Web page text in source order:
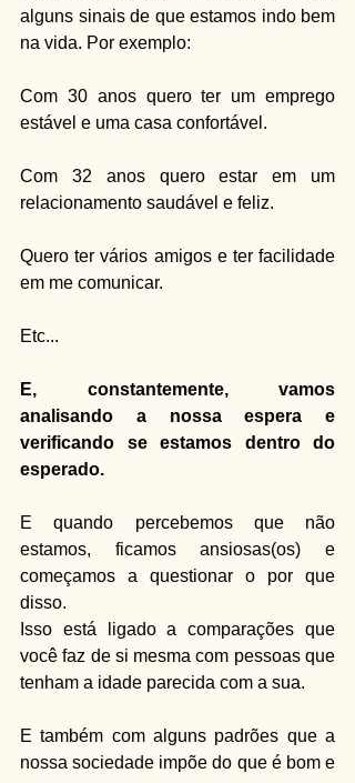
alguns sinais de que estamos indo bem
na vida. Por exemplo:
Com 30 anos quero ter um emprego
estável e uma casa confortável.
Com 32 anos quero estar em um
relacionamento saudável e feliz.
Quero ter vários amigos e ter facilidade
em me comunicar.
Etc...
E, constantemente, vamos
analisando a nossa espera e
verificando se estamos dentro do
esperado.
E quando percebemos que não
estamos, ficamos ansiosas(os) e
começamos a questionar o por que
disso.
Isso está ligado a comparações que
você faz de si mesma com pessoas que
tenham a idade parecida com a sua.
E também com alguns padrões que a
nossa sociedade impõe do que é bom e